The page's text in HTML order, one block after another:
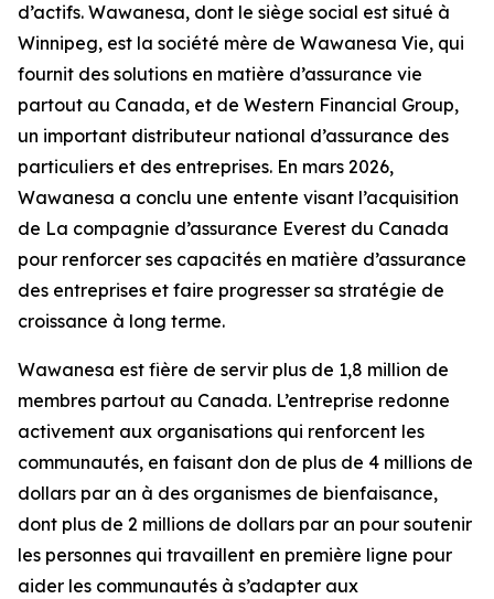
d’actifs. Wawanesa, dont le siège social est situé à
Winnipeg, est la société mère de Wawanesa Vie, qui
fournit des solutions en matière d’assurance vie
partout au Canada, et de Western Financial Group,
un important distributeur national d’assurance des
particuliers et des entreprises. En mars 2026,
Wawanesa a conclu une entente visant l’acquisition
de La compagnie d’assurance Everest du Canada
pour renforcer ses capacités en matière d’assurance
des entreprises et faire progresser sa stratégie de
croissance à long terme.
Wawanesa est fière de servir plus de 1,8 million de
membres partout au Canada. L’entreprise redonne
activement aux organisations qui renforcent les
communautés, en faisant don de plus de 4 millions de
dollars par an à des organismes de bienfaisance,
dont plus de 2 millions de dollars par an pour soutenir
les personnes qui travaillent en première ligne pour
aider les communautés à s’adapter aux